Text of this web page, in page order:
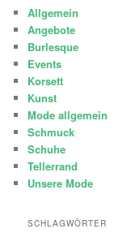
Allgemein
Angebote
Burlesque
Events
Korsett
Kunst
Mode allgemein
Schmuck
Schuhe
Tellerrand
Unsere Mode
SCHLAGWÖRTER